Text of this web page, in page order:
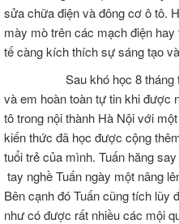
sửa chữa điện và đông cơ ô tô.
mày mò trên các mạch điện
tế càng kích thích sự sáng tạo
Sau khó học 8 tháng tại
và em hoàn toàn tự tin khi được
tô trong nội thành Hà Nội với
kiến thức đã học được cộng
tuổi trẻ của mình. Tuấn hăng
tay nghề Tuấn ngày một nâng
Bên cạnh đó Tuấn cũng tích
như có được rất nhiều các mội